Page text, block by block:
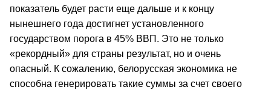
показатель будет расти еще дальше и к концу
нынешнего года достигнет установленного
государством порога в 45% ВВП. Это не только
«рекордный» для страны результат, но и очень
опасный. К сожалению, белорусская экономика не
способна генерировать такие суммы за счет своего